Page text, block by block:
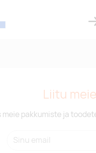
Liitu
meie pakkumiste ja